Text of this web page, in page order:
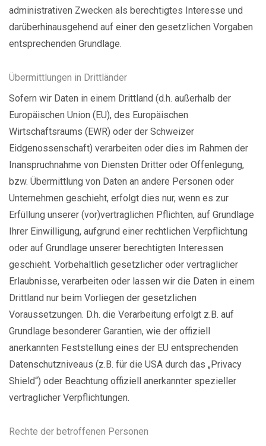
administrativen Zwecken als berechtigtes Interesse und
darüberhinausgehend auf einer den gesetzlichen Vorgaben
entsprechenden Grundlage.
Übermittlungen in Drittländer
Sofern wir Daten in einem Drittland (d.h. außerhalb der
Europäischen Union (EU), des Europäischen
Wirtschaftsraums (EWR) oder der Schweizer
Eidgenossenschaft) verarbeiten oder dies im Rahmen der
Inanspruchnahme von Diensten Dritter oder Offenlegung,
bzw. Übermittlung von Daten an andere Personen oder
Unternehmen geschieht, erfolgt dies nur, wenn es zur
Erfüllung unserer (vor)vertraglichen Pflichten, auf Grundlage
Ihrer Einwilligung, aufgrund einer rechtlichen Verpflichtung
oder auf Grundlage unserer berechtigten Interessen
geschieht. Vorbehaltlich gesetzlicher oder vertraglicher
Erlaubnisse, verarbeiten oder lassen wir die Daten in einem
Drittland nur beim Vorliegen der gesetzlichen
Voraussetzungen. D.h. die Verarbeitung erfolgt z.B. auf
Grundlage besonderer Garantien, wie der offiziell
anerkannten Feststellung eines der EU entsprechenden
Datenschutzniveaus (z.B. für die USA durch das „Privacy
Shield“) oder Beachtung offiziell anerkannter spezieller
vertraglicher Verpflichtungen.
Rechte der betroffenen Personen